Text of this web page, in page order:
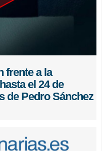
frente a la
el 24 de
de Pedro Sánchez